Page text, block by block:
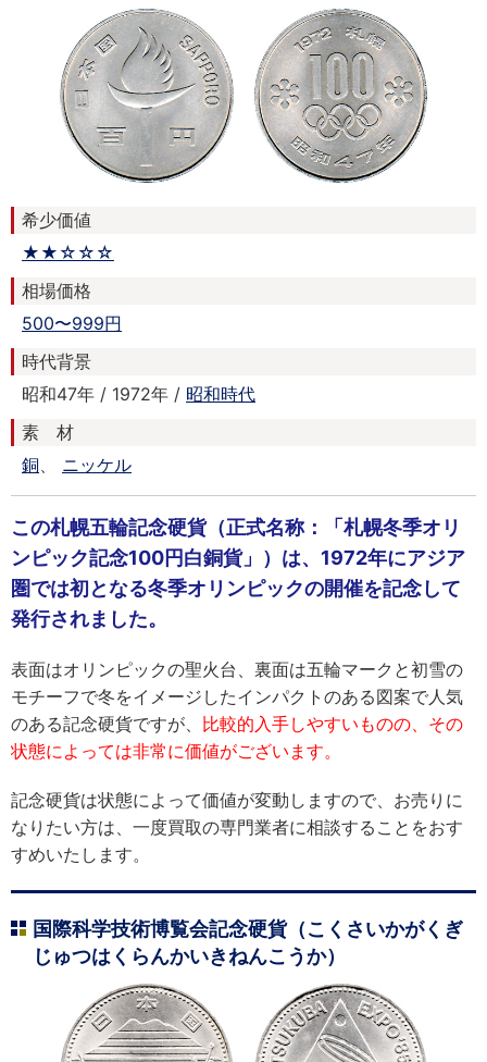
希少価値
★★☆☆☆
相場価格
500〜999円
時代背景
昭和47年 / 1972年 / 昭和時代
素 材
銅
ニッケル
この札幌五輪記念硬貨（正式名称：「札幌冬季オリ
ンピック記念100円白銅貨」）は、1972年にアジア
圏では初となる冬季オリンピックの開催を記念して
発行されました。
表面はオリンピックの聖火台、裏面は五輪マークと初雪の
モチーフで冬をイメージしたインパクトのある図案で人気
のある記念硬貨ですが、 比較的入手しやすいものの、その
状態によっては非常に価値がございます。
記念硬貨は状態によって価値が変動しますので、お売りに
なりたい方は、一度買取の専門業者に相談することをおす
すめいたします。
国際科学技術博覧会記念硬貨（こくさいかがくぎ
じゅつはくらんかいきねんこうか）